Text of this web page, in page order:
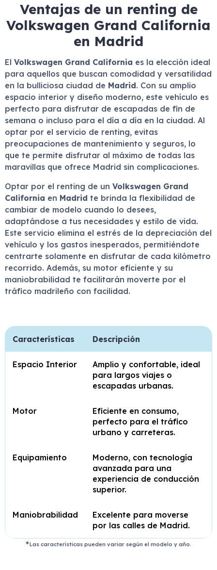
Ventajas de un renting de
Volkswagen Grand California
en Madrid
El Volkswagen Grand California es la elección ideal
para aquellos que buscan comodidad y versatilidad
en la bulliciosa ciudad de Madrid. Con su amplio
espacio interior y diseño moderno, este vehículo es
perfecto para disfrutar de escapadas de fin de
semana o incluso para el día a día en la ciudad. Al
optar por el servicio de renting, evitas
preocupaciones de mantenimiento y seguros, lo
que te permite disfrutar al máximo de todas las
maravillas que ofrece Madrid sin complicaciones.
Optar por el renting de un Volkswagen Grand
California en Madrid te brinda la flexibilidad de
cambiar de modelo cuando lo desees,
adaptándose a tus necesidades y estilo de vida.
Este servicio elimina el estrés de la depreciación del
vehículo y los gastos inesperados, permitiéndote
centrarte solamente en disfrutar de cada kilómetro
recorrido. Además, su motor eficiente y su
maniobrabilidad te facilitarán moverte por el
tráfico madrileño con facilidad.
Características Descripción
Espacio Interior
Amplio y confortable, ideal
para largos viajes o
escapadas urbanas.
Motor
Eficiente en consumo,
perfecto para el tráfico
urbano y carreteras.
Equipamiento
Moderno, con tecnología
avanzada para una
experiencia de conducción
superior.
Maniobrabilidad
Excelente para moverse
por las calles de Madrid.
Las características pueden variar según el modelo y año.